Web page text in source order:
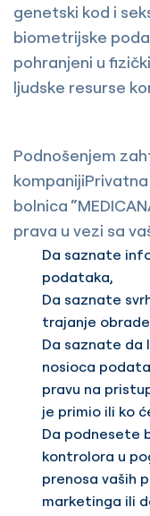
genetski kod i
biometrijske
pohranjeni u
ljudske resurse
Podnošenjem
bolnica
prava u vezi sa
Da saznate
podataka,
Da saznate
trajanje
Da saznate da
nosioca
pravu na
je primio ili ko
Da podnesete
kontrolora u
prenosa vaših
marketinga ili